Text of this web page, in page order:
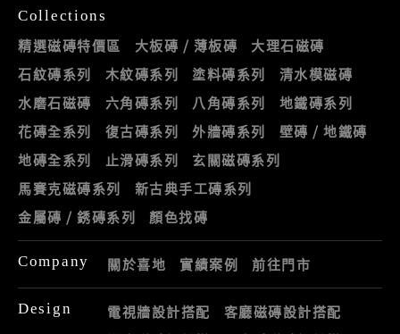
Collections
精選磁磚特價區 大板磚 / 薄板磚
大理石磁磚
石紋磚系列
木紋磚系列 塗料磚系列
清水模磁磚
水磨石磁磚
六角磚系列 八角磚系列
地鐵磚系列
花磚全系列
復古磚系列 外牆磚系列
壁磚 / 地鐵磚
地磚全系列
止滑磚系列
玄關磁磚系列
馬賽克磁磚系列
新古典手工磚系列
金屬磚 / 銹磚系列
顏色找磚
Company 關於喜地 實績案例 前往門市
Design 電視牆設計搭配
客廳磁磚設計搭配